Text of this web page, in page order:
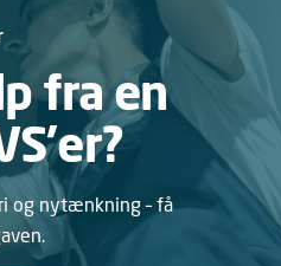
fra en
og nytænkning – få